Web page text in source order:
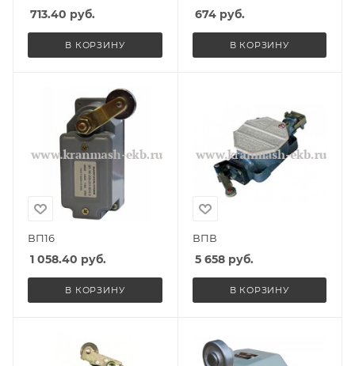
713.40 руб.
В КОРЗИНУ
674руб.
В КОРЗИНУ
ВП16
1 058.40 руб.
В КОРЗИНУ
ВПВ
5 658руб.
В КОРЗИНУ